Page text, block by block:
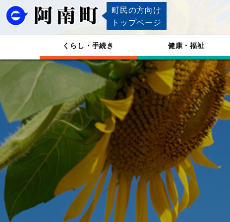
町民の方向け
トップページ
くらし・手続き 健康・福祉